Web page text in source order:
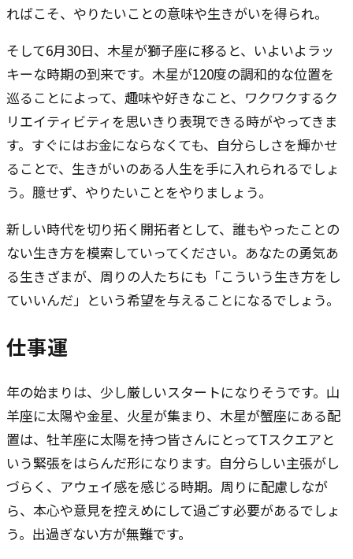
ればこそ、やりたいことの意味や生きがいを得られ。
そして6月30日、木星が獅子座に移ると、いよいよラッ
キーな時期の到来です。木星が120度の調和的な位置を
巡ることによって、趣味や好きなこと、ワクワクするク
リエイティビティを思いきり表現できる時がやってきま
す。すぐにはお金にならなくても、自分らしさを輝かせ
ることで、生きがいのある人生を手に入れられるでしょ
う。臆せず、やりたいことをやりましょう。
新しい時代を切り拓く開拓者として、誰もやったことの
ない生き方を模索していってください。あなたの勇気あ
る生きざまが、周りの人たちにも「こういう生き方をし
ていいんだ」という希望を与えることになるでしょう。
仕事運
年の始まりは、少し厳しいスタートになりそうです。山
羊座に太陽や金星、火星が集まり、木星が蟹座にある配
置は、牡羊座に太陽を持つ皆さんにとってTスクエアと
いう緊張をはらんだ形になります。自分らしい主張がし
づらく、アウェイ感を感じる時期。周りに配慮しなが
ら、本心や意見を控えめにして過ごす必要があるでしょ
う。出過ぎない方が無難です。